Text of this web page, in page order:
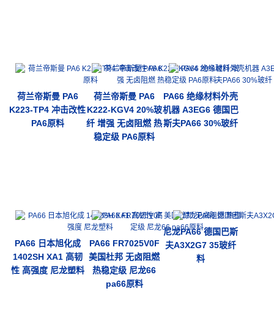
荷兰帝斯曼 PA6
K223-TP4 冲击改性
PA6原料
荷兰帝斯曼 PA6
K222-KGV4 20%玻
纤 增强 无卤阻燃 热
稳定级 PA6原料
PA66 绝缘材料外壳
机器 A3EG6 德国巴
斯夫PA66 30%玻纤
PA66 日本旭化成
1402SH XA1 高韧
性 高强度 尼龙塑料
PA66 FR7025V0F
美国杜邦 无卤阻燃
热稳定级 尼龙66
pa66原料
尼龙PA66 德国巴斯
夫A3X2G7 35玻纤
料